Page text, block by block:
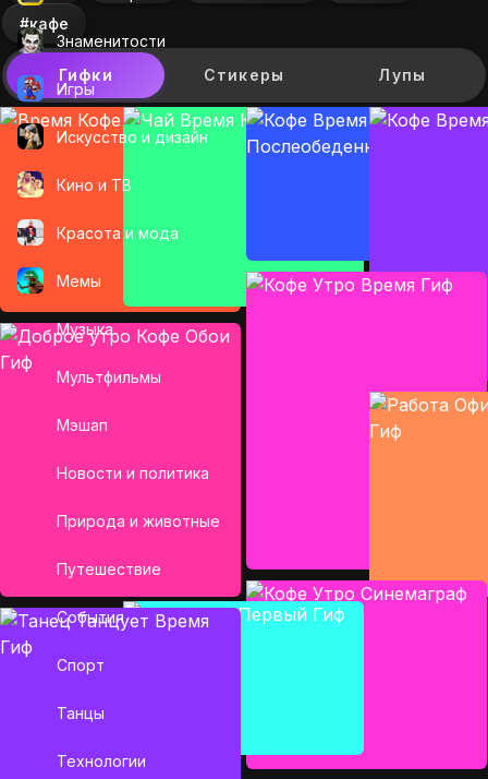
Знаменитости
Игры
Искусcтво и дизайн
Кино и ТВ
Красота и мода
Мемы
Музыка
Мультфильмы
Мэшап
Новости и политика
Природа и животные
Путешествие
События
Спорт
Танцы
Технологии
#кафе
Гифки Стикеры Лупы